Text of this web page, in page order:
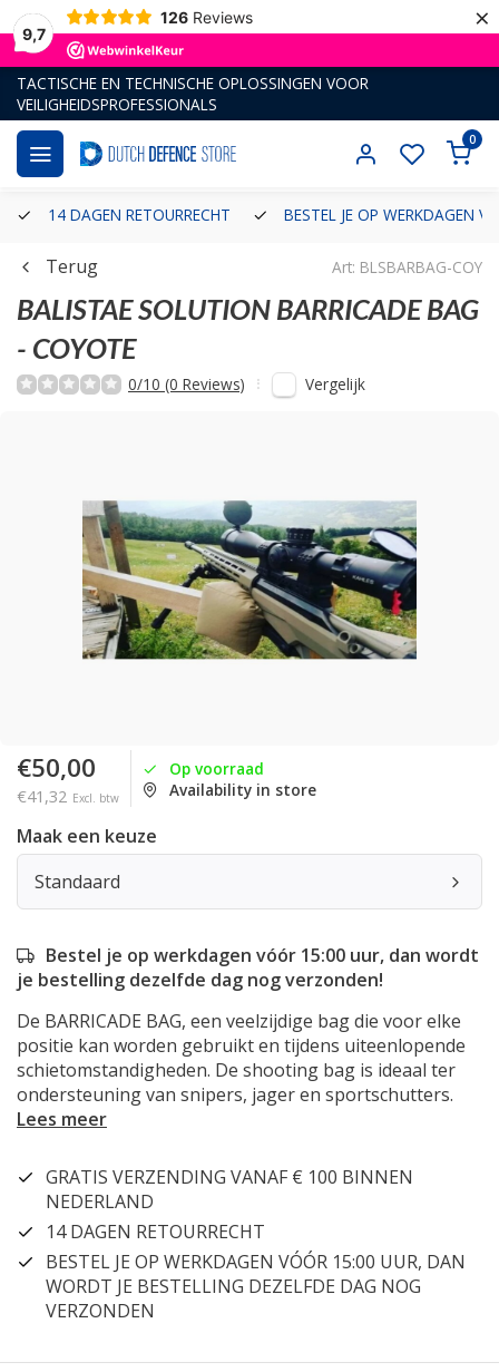
9,7
126 Reviews ×
TACTISCHE EN TECHNISCHE OPLOSSINGEN VOOR
VEILIGHEIDSPROFESSIONALS
0
14 DAGEN RETOURRECHT BESTEL JE OP WERKDAGEN
Terug Art: BLSBARBAG-COY
BALISTAE SOLUTION BARRICADE BAG
- COYOTE
0/10 (0 Reviews) Vergelijk
€50,00
€41,32 Excl. btw
Op voorraad
Availability in store
Maak een keuze
Standaard
Bestel je op werkdagen vóór 15:00 uur, dan wordt
je bestelling dezelfde dag nog verzonden!
De BARRICADE BAG, een veelzijdige bag die voor elke
positie kan worden gebruikt en tijdens uiteenlopende
schietomstandigheden. De shooting bag is ideaal ter
ondersteuning van snipers, jager en sportschutters.
Lees meer
GRATIS VERZENDING VANAF € 100 BINNEN
NEDERLAND
14 DAGEN RETOURRECHT
BESTEL JE OP WERKDAGEN VÓÓR 15:00 UUR, DAN
WORDT JE BESTELLING DEZELFDE DAG NOG
VERZONDEN